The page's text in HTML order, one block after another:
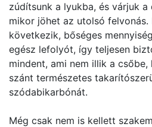
zúdítsunk a lyukba, és várjuk
mikor jöhet az utolsó
következik, bőséges
egész lefolyót, így teljesen
mindent, ami nem illik a
szánt természetes
szódabikarbónát.
Még csak nem is kellett